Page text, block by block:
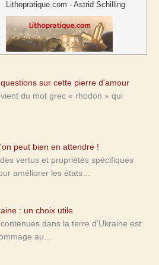
Lithopratique.com - Astrid Schilling
sur cette pierre d'amour
du mot grec « rhodon » qui
peut bien en attendre !
vertus et propriétés spécifiques
améliorer les états…
: un choix utile
dans la terre d'Ukraine est
au…